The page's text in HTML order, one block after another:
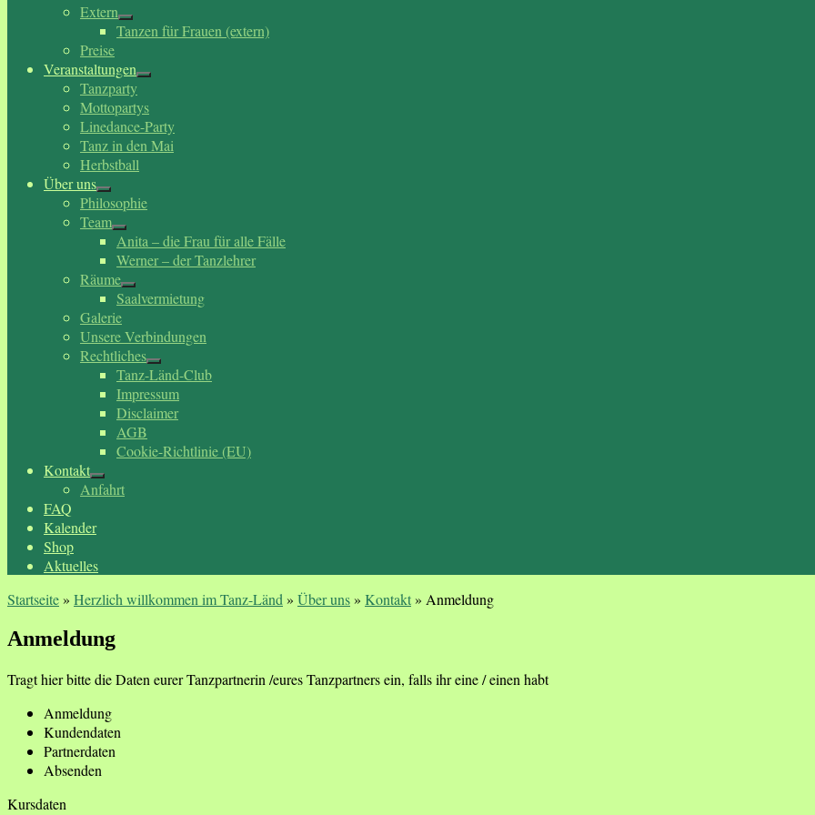
Extern
Tanzen für Frauen (extern)
Preise
Veranstaltungen
Tanzparty
Mottopartys
Linedance-Party
Tanz in den Mai
Herbstball
Über uns
Philosophie
Team
Anita – die Frau für alle Fälle
Werner – der Tanzlehrer
Räume
Saalvermietung
Galerie
Unsere Verbindungen
Rechtliches
Tanz-Länd-Club
Impressum
Disclaimer
AGB
Cookie-Richtlinie (EU)
Kontakt
Anfahrt
FAQ
Kalender
Shop
Aktuelles
Startseite» Herzlich willkommen im Tanz-Länd » Über uns» Kontakt» Anmeldung
Anmeldung
Tragt hier bitte die Daten eurer Tanzpartnerin /eures Tanzpartners ein, falls ihr eine / einen habt
Anmeldung
Kundendaten
Partnerdaten
Absenden
Kursdaten